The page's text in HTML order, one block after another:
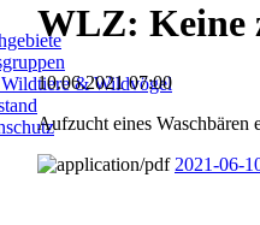
& Wildvögel
WLZ: Keine
10.06.2021 07:00
Aufzucht eines Waschbären
2021-06-